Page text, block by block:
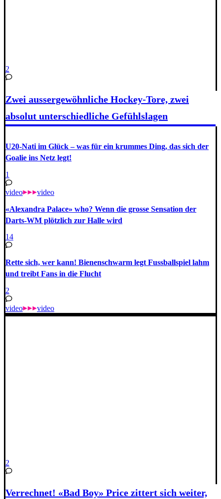
2
Zwei aussergewöhnliche Hockey-Tore, zwei
absolut unterschiedliche Gefühlslagen
U20-Nati im Glück – was für ein krummes Ding, das sich der
Goalie ins Netz legt!
1
video video
«Alexandra Palace» who? Wenn die grosse Sensation der
Darts-WM plötzlich zur Halle wird
14
Rette sich, wer kann! Bienenschwarm legt Fussballspiel lahm
und treibt Fans in die Flucht
2
video video
2
Verrechnet! «Bad Boy» Price zittert sich weiter,